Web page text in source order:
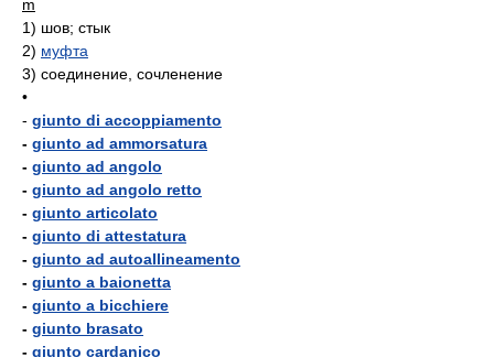
m
1) шов; стык
2) муфта
3) соединение, сочленение
•
- giunto di accoppiamento
- giunto ad ammorsatura
- giunto ad angolo
- giunto ad angolo retto
- giunto articolato
- giunto di attestatura
- giunto ad autoallineamento
- giunto a baionetta
- giunto a bicchiere
- giunto brasato
- giunto cardanico